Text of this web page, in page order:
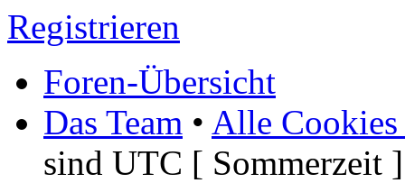
Registrieren
Foren-Übersicht
Das Team • Alle Cookies
sind UTC [ Sommerzeit ]